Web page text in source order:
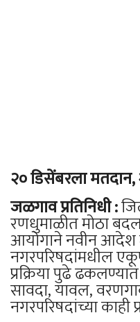
२० डिसेंबरला
जळगाव प्रतिनिधी :
रणधुमाळीत मोठा
आयोगाने नवीन आदेश
नगरपरिषदांमधील
प्रक्रिया पुढे
सावदा, यावल,
नगरपरिषदांच्या